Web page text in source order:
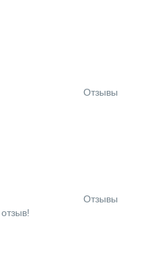
Отзывы
Отзывы